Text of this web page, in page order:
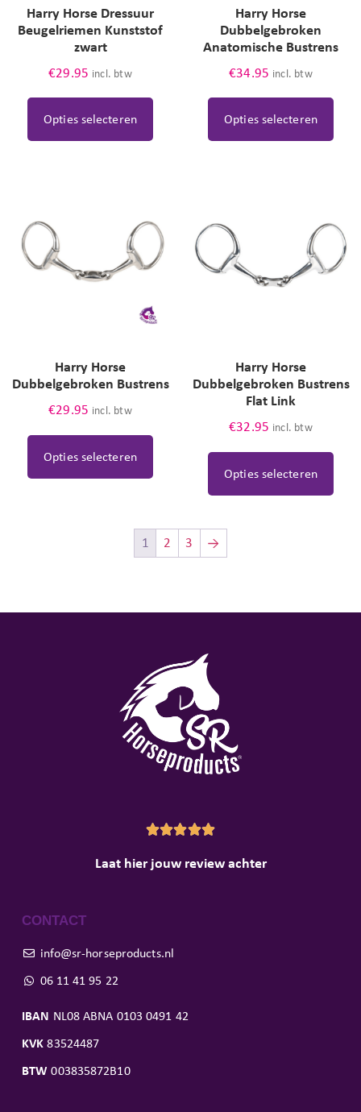
Harry Horse Dressuur
Beugelriemen Kunststof
zwart
€29.95 incl. btw
Opties selecteren
Harry Horse
Dubbelgebroken
Anatomische Bustrens
€34.95 incl. btw
Opties selecteren
Harry Horse
Dubbelgebroken Bustrens
€29.95 incl. btw
Opties selecteren
Harry Horse
Dubbelgebroken Bustrens
Flat Link
€32.95 incl. btw
Opties selecteren
1 2 3 →

Laat hier jouw review achter
CONTACT
info@sr-horseproducts.nl
06 11 41 95 22
IBAN NL08 ABNA 0103 0491 42
KVK 83524487
BTW 003835872B10